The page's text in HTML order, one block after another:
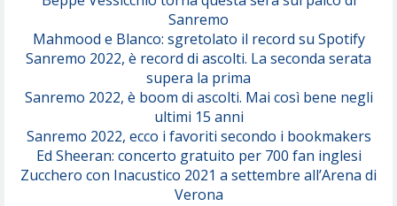
Sanremo
Mahmood e Blanco: sgretolato il record su Spotify
Sanremo 2022, è record di ascolti. La seconda serata
supera la prima
Sanremo 2022, è boom di ascolti. Mai così bene negli
ultimi 15 anni
Sanremo 2022, ecco i favoriti secondo i bookmakers
Ed Sheeran: concerto gratuito per 700 fan inglesi
Zucchero con Inacustico 2021 a settembre all’Arena di
Verona